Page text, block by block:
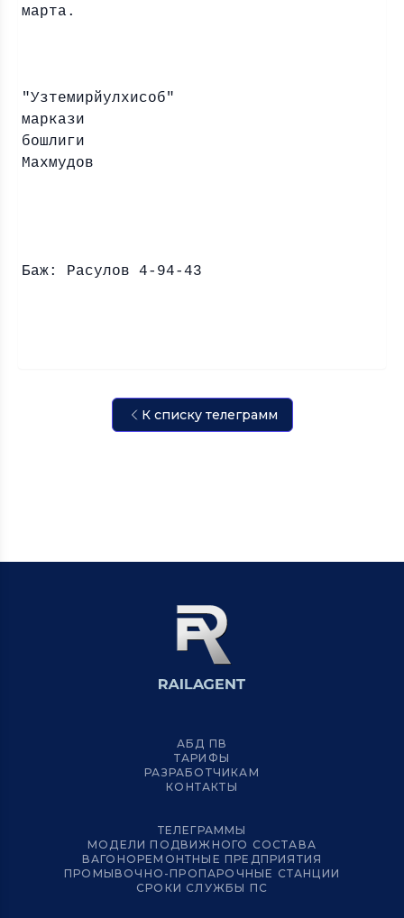
марта.
"Узтемирйулхисоб"
маркази
Махмудов
Баж: Расулов 4-94-43
К списку телеграмм
АБД ПВ
ТАРИФЫ
РАЗРАБОТЧИКАМ
КОНТАКТЫ
ТЕЛЕГРАММЫ
МОДЕЛИ ПОДВИЖНОГО СОСТАВА
ВАГОНОРЕМОНТНЫЕ ПРЕДПРИЯТИЯ
ПРОМЫВОЧНО-ПРОПАРОЧНЫЕ СТАНЦИИ
СРОКИ СЛУЖБЫ ПС